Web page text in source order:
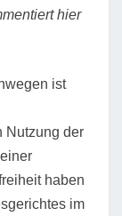
hier
ist
Nutzung der
haben
im